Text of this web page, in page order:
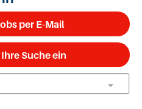
per E-Mail
Suche ein